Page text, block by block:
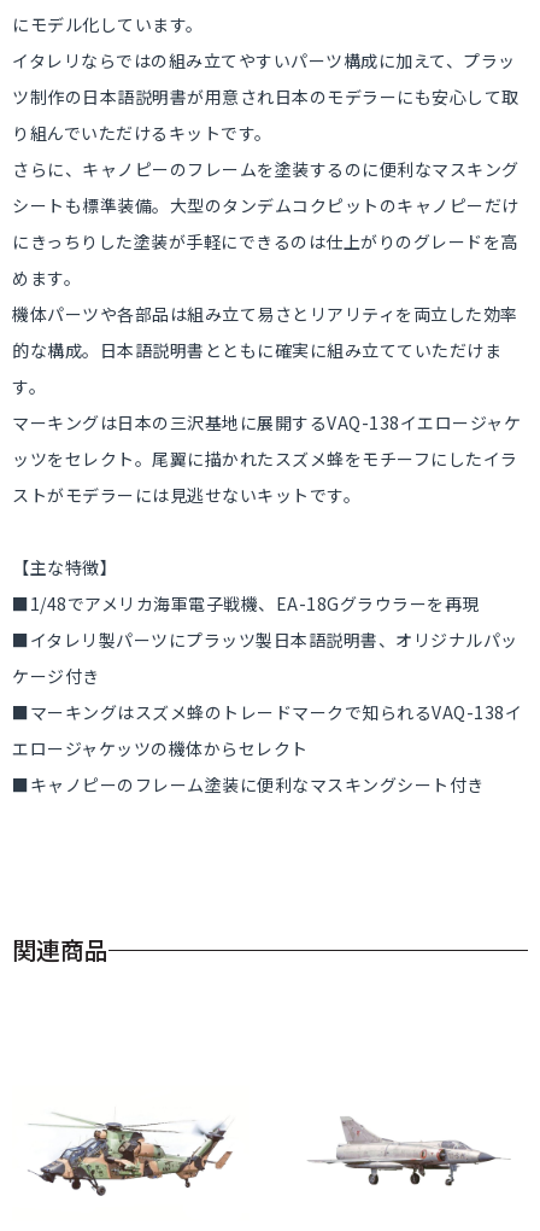
にモデル化しています。
イタレリならではの組み立てやすいパーツ構成に加えて、プラッ
ツ制作の日本語説明書が用意され日本のモデラーにも安心して取
り組んでいただけるキットです。
さらに、キャノピーのフレームを塗装するのに便利なマスキング
シートも標準装備。大型のタンデムコクピットのキャノピーだけ
にきっちりした塗装が手軽にできるのは仕上がりのグレードを高
めます。
機体パーツや各部品は組み立て易さとリアリティを両立した効率
的な構成。日本語説明書とともに確実に組み立てていただけま
す。
マーキングは日本の三沢基地に展開するVAQ-138イエロージャケ
ッツをセレクト。尾翼に描かれたスズメ蜂をモチーフにしたイラ
ストがモデラーには見逃せないキットです。
【主な特徴】
■1/48でアメリカ海軍電子戦機、EA-18Gグラウラーを再現
■イタレリ製パーツにプラッツ製日本語説明書、オリジナルパッ
ケージ付き
■マーキングはスズメ蜂のトレードマークで知られるVAQ-138イ
エロージャケッツの機体からセレクト
■キャノピーのフレーム塗装に便利なマスキングシート付き
関連商品